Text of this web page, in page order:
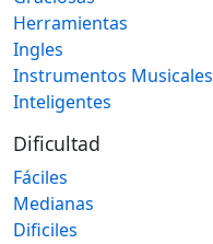
Herramientas
Ingles
Instrumentos Musicales
Inteligentes
Dificultad
Fáciles
Medianas
Dificiles